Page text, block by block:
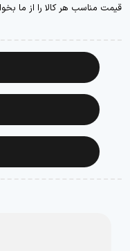
قیمت مناسب هر کالا را از ما